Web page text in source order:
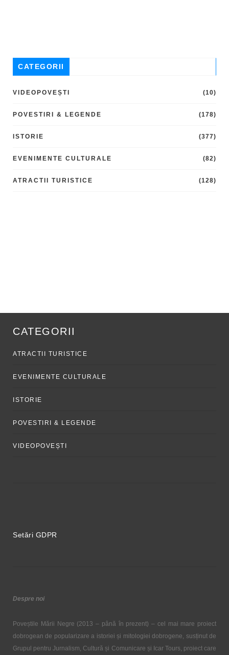
CATEGORII
VIDEOPOVEȘTI (10)
POVESTIRI & LEGENDE (178)
ISTORIE (377)
EVENIMENTE CULTURALE (82)
ATRACTII TURISTICE (128)
CATEGORII
ATRACTII TURISTICE
EVENIMENTE CULTURALE
ISTORIE
POVESTIRI & LEGENDE
VIDEOPOVEȘTI
Setări GDPR
Despre noi
Poveștile Mării Negre (2013 – până în prezent) – cel mai mare proiect
dobrogean de popularizare a istoriei și mitologiei dobrogene, susținut de
Grupul pentru Jurnalism, Cultură și Comunicare și Icar Tours, proiect care